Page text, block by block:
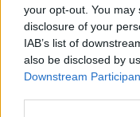
your opt-out. You
disclosure of your
IAB’s list of
also be disclosed by
Downstream